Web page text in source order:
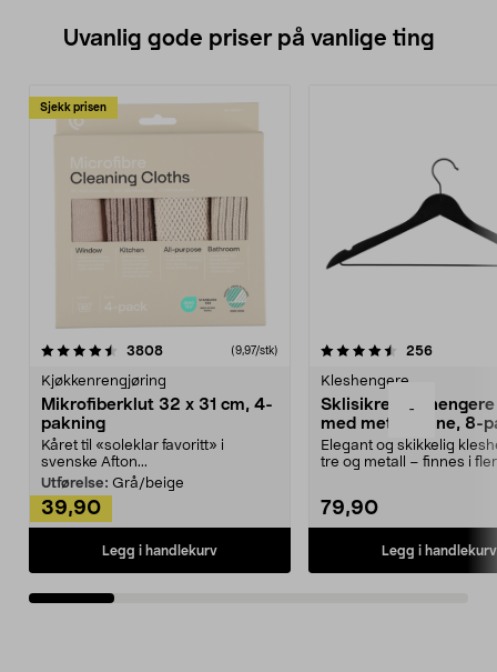
-
Uvanlig gode priser på vanlige ting
Sjekk prisen
3808anmeldelser(9,97/stk)
Kjøkkenrengjøring
Mikrofiberklut 32 x 31 cm, 4-
pakning
Kåret til «soleklar favoritt» i
svenske Afton...
Utførelse: Grå/beige
39,90
Legg i handlekurv
4.5av 5 stjerner 256
Kleshengere
Sklisikre
med metallpinne, 8-
Elegant og skikkelig
tre og metall – finnes i
79,90
Legg i handlekurv
4.5av 5 stjerner